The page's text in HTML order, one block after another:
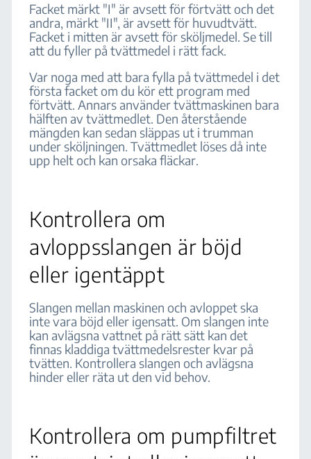
Facket märkt "I" är avsett för förtvätt och det
andra, märkt "II", är avsett för huvudtvätt.
Facket i mitten är avsett för sköljmedel. Se till
att du fyller på tvättmedel i rätt fack.
Var noga med att bara fylla på tvättmedel i det
första facket om du kör ett program med
förtvätt. Annars använder tvättmaskinen bara
hälften av tvättmedlet. Den återstående
mängden kan sedan släppas ut i trumman
under sköljningen. Tvättmedlet löses då inte
upp helt och kan orsaka fläckar.
Kontrollera om
avloppsslangen är böjd
eller igentäppt
Slangen mellan maskinen och avloppet ska
inte vara böjd eller igensatt. Om slangen inte
kan avlägsna vattnet på rätt sätt kan det
finnas kladdiga tvättmedelsrester kvar på
tvätten. Kontrollera slangen och avlägsna
hinder eller räta ut den vid behov.
Kontrollera om pumpfiltret